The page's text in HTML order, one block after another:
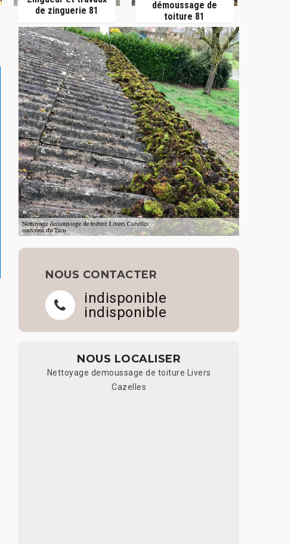
de zinguerie 81
démoussage de
toiture 81
NOUS CONTACTER
indisponible
indisponible
NOUS LOCALISER
Nettoyage demoussage de toiture Livers
Cazelles